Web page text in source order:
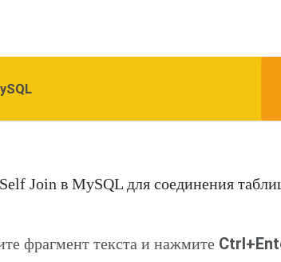
Join в MySQL для соединения
фрагмент текста и нажмите